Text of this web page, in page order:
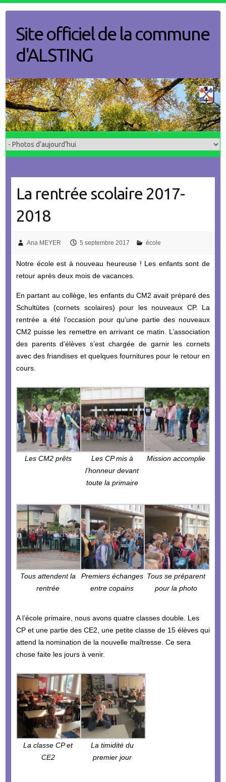
contentSite officiel de la commune
d'ALSTING
La rentrée scolaire 2017-
2018
Ana MEYER 5 septembre 2017 école
Notre école est à nouveau heureuse ! Les enfants sont de
retour après deux mois de vacances.
En partant au collège, les enfants du CM2 avait préparé des
Schultütes (cornets scolaires) pour les nouveaux CP. La
rentrée a été l’occasion pour qu’une partie des nouveaux
CM2 puisse les remettre en arrivant ce matin. L’association
des parents d’élèves s’est chargée de garnir les cornets
avec des friandises et quelques fournitures pour le retour en
cours.
Les CM2 prêts
Les CP mis à
l’honneur devant
toute la primaire
Mission accomplie
Tous attendent la
rentrée
Premiers échanges
entre copains
Tous se préparent
pour la photo
A l’école primaire, nous avons quatre classes double. Les
CP et une partie des CE2, une petite classe de 15 élèves qui
attend la nomination de la nouvelle maîtresse. Ce sera
chose faite les jours à venir.
La classe CP et
CE2
La timidité du
premier jour